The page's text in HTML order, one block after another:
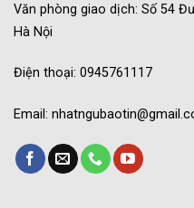
Văn phòng giao dịch: Số 54
Hà Nội
Điện thoại: 0945761117
Email: